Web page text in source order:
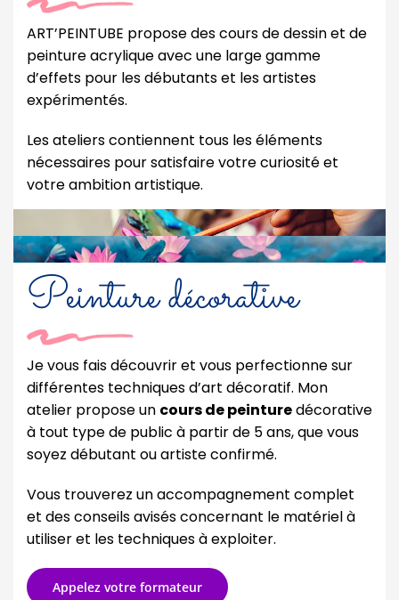
ART’PEINTUBE propose des cours de dessin et de
peinture acrylique avec une large gamme
d’effets pour les débutants et les artistes
expérimentés.
Les ateliers contiennent tous les éléments
nécessaires pour satisfaire votre curiosité et
votre ambition artistique.
Peinture décorative
Je vous fais découvrir et vous perfectionne sur
différentes techniques d’art décoratif. Mon
atelier propose un cours de peinturedécorative
à tout type de public à partir de 5 ans, que vous
soyez débutant ou artiste confirmé.
Vous trouverez un accompagnement complet
et des conseils avisés concernant le matériel à
utiliser et les techniques à exploiter.
Appelez votre formateur